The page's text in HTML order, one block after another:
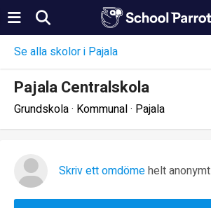
Se alla skolor i Pajala
Pajala Centralskola
Grundskola · Kommunal · Pajala
Skriv ett omdömehelt anonymt